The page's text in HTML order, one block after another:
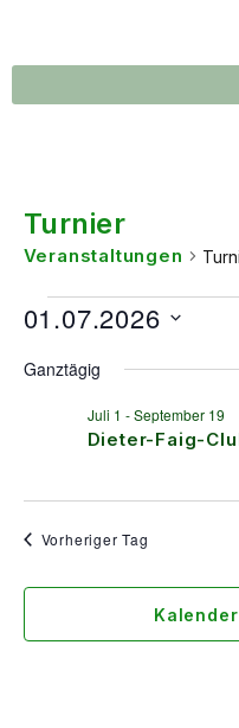
Turnier
Veranstaltungen
01.07.2026
wählen.
Ganztägig
Dieter-Faig-
Juli 1 -September 19
Vorheriger Tag